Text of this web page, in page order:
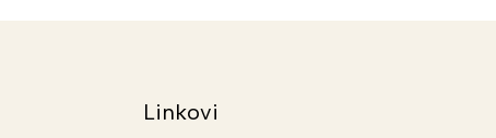
Linkovi